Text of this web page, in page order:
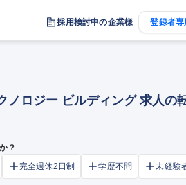
採用検討中の企業様 登録者
ノロジー ビルディング 求人の
？
完全週休2日制 学歴不問 未経験